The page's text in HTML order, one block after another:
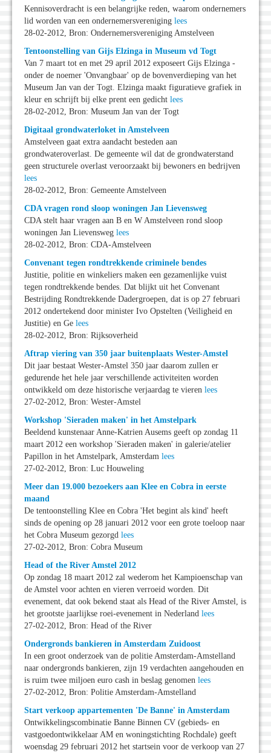
Kennisoverdracht is een belangrijke reden, waarom ondernemers
lid worden van een ondernemersvereniging lees
28-02-2012, Bron: Ondernemersvereniging Amstelveen
Tentoonstelling van Gijs Elzinga in Museum vd Togt
Van 7 maart tot en met 29 april 2012 exposeert Gijs Elzinga -
onder de noemer 'Onvangbaar' op de bovenverdieping van het
Museum Jan van der Togt. Elzinga maakt figuratieve grafiek in
kleur en schrijft bij elke prent een gedicht lees
28-02-2012, Bron: Museum Jan van der Togt
Digitaal grondwaterloket in Amstelveen
Amstelveen gaat extra aandacht besteden aan
grondwateroverlast. De gemeente wil dat de grondwaterstand
geen structurele overlast veroorzaakt bij bewoners en bedrijven
lees
28-02-2012, Bron: Gemeente Amstelveen
CDA vragen rond sloop woningen Jan Lievensweg
CDA stelt haar vragen aan B en W Amstelveen rond sloop
woningen Jan Lievensweg lees
28-02-2012, Bron: CDA-Amstelveen
Convenant tegen rondtrekkende criminele bendes
Justitie, politie en winkeliers maken een gezamenlijke vuist
tegen rondtrekkende bendes. Dat blijkt uit het Convenant
Bestrijding Rondtrekkende Dadergroepen, dat is op 27 februari
2012 ondertekend door minister Ivo Opstelten (Veiligheid en
Justitie) en Ge lees
28-02-2012, Bron: Rijksoverheid
Aftrap viering van 350 jaar buitenplaats Wester-Amstel
Dit jaar bestaat Wester-Amstel 350 jaar daarom zullen er
gedurende het hele jaar verschillende activiteiten worden
ontwikkeld om deze historische verjaardag te vieren lees
27-02-2012, Bron: Wester-Amstel
Workshop 'Sieraden maken' in het Amstelpark
Beeldend kunstenaar Anne-Katrien Ausems geeft op zondag 11
maart 2012 een workshop 'Sieraden maken' in galerie/atelier
Papillon in het Amstelpark, Amsterdam lees
27-02-2012, Bron: Luc Houweling
Meer dan 19.000 bezoekers aan Klee en Cobra in eerste
maand
De tentoonstelling Klee en Cobra 'Het begint als kind' heeft
sinds de opening op 28 januari 2012 voor een grote toeloop naar
het Cobra Museum gezorgd lees
27-02-2012, Bron: Cobra Museum
Head of the River Amstel 2012
Op zondag 18 maart 2012 zal wederom het Kampioenschap van
de Amstel voor achten en vieren verroeid worden. Dit
evenement, dat ook bekend staat als Head of the River Amstel, is
het grootste jaarlijkse roei-evenement in Nederland lees
27-02-2012, Bron: Head of the River
Ondergronds bankieren in Amsterdam Zuidoost
In een groot onderzoek van de politie Amsterdam-Amstelland
naar ondergronds bankieren, zijn 19 verdachten aangehouden en
is ruim twee miljoen euro cash in beslag genomen lees
27-02-2012, Bron: Politie Amsterdam-Amstelland
Start verkoop appartementen 'De Banne' in Amsterdam
Ontwikkelingscombinatie Banne Binnen CV (gebieds- en
vastgoedontwikkelaar AM en woningstichting Rochdale) geeft
woensdag 29 februari 2012 het startsein voor de verkoop van 27